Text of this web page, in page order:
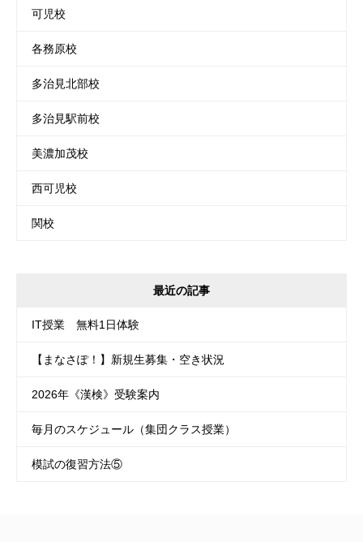
可児校
各務原校
多治見北部校
多治見駅前校
美濃加茂校
西可児校
関校
最近の記事
IT授業 無料1日体験
【まなさぽ！】新規生募集・空き状況
2026年《漢検》受験案内
毎月のスケジュール（集団クラス授業）
模試の復習方法⑤